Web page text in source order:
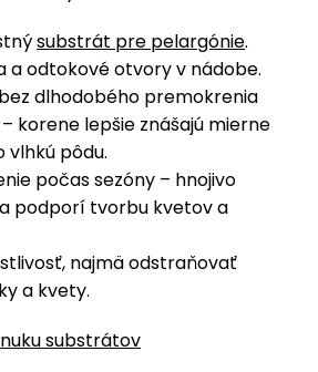
substrát pre pelargónie.
a odtokové otvory v nádobe.
dlhodobého premokrenia
korene lepšie znášajú mierne
vlhkú pôdu.
počas sezóny – hnojivo
podporí tvorbu kvetov a
najmä odstraňovať
a kvety.
substrátov